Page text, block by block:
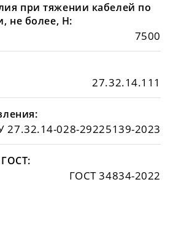
при тяжении кабелей по
не более, Н:
7500
27.32.14.111
27.32.14-028-29225139-2023
ГОСТ 34834-2022